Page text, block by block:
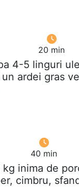
20 min
4-5 linguri
ardei gras
40 min
inima de
cimbru,